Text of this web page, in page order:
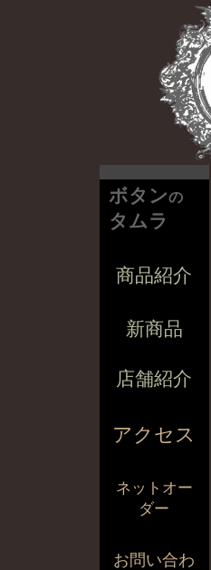
ボタンの
タムラ
商品紹介
新商品
店舗紹介
アクセス
ネットオー
ダー
お問い合わ